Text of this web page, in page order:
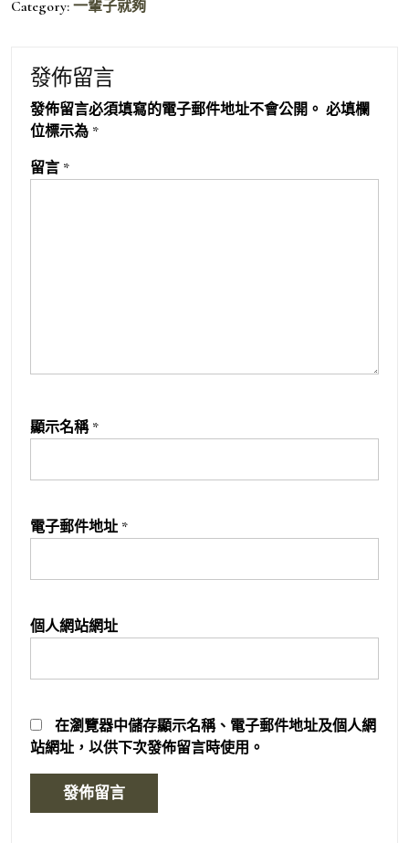
Category: 一輩子就夠
發佈留言
發佈留言必須填寫的電子郵件地址不會公開。 必填欄
位標示為 *
留言 *
顯示名稱 *
電子郵件地址 *
個人網站網址
在瀏覽器中儲存顯示名稱、電子郵件地址及個人網
站網址，以供下次發佈留言時使用。